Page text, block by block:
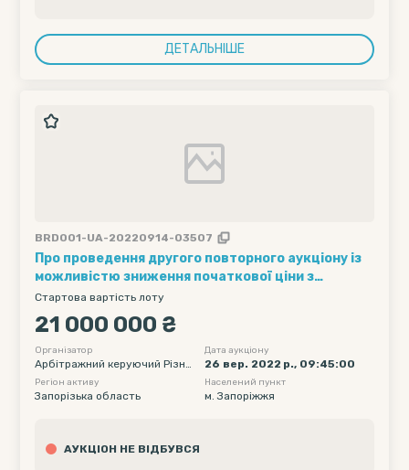
ДЕТАЛЬНІШЕ
BRD001-UA-20220914-03507
Про проведення другого повторного аукціону із
можливістю зниження початкової ціни з
продажу права вимоги банкрута до ТОВ "Квант
Енерго" в процедурі банкрутства ТОВ
"Всеукраїнська енергетична компанія", код
34414280, порушеній господарським судом
міста Києва, справа №44/585-б
Стартова вартість лоту
21 000 000 ₴
Організатор
Арбітражний керуючий Різни
к Олександр Юрійович
Дата аукціону
26 вер. 2022 р., 09:45:00
Регіон активу
Запорізька область
Населений пункт
м. Запоріжжя
АУКЦІОН НЕ ВІДБУВСЯ